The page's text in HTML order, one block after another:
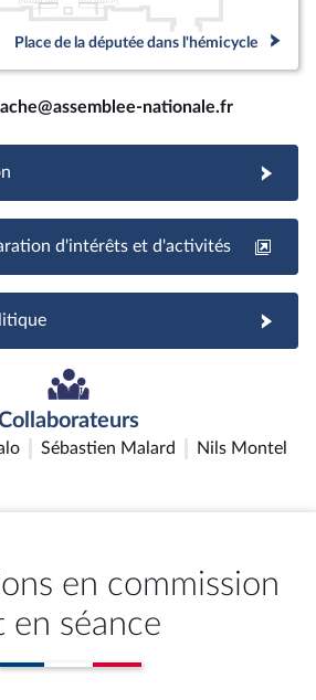
Place de la députée dans l'hémicycle
nationale.fr
d'intérêts et d'activités
Sébastien Malard Nils Montel
en commission
en séance